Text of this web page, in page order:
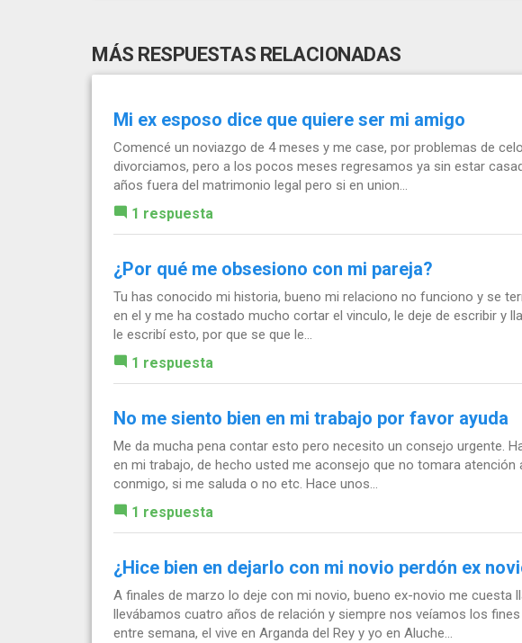
MÁS RESPUESTAS RELACIONADAS
Mi ex esposo dice que quiere ser mi amigo
Comencé un noviazgo de 4 meses y me case, por problemas de
divorciamos, pero a los pocos meses regresamos ya sin estar
años fuera del matrimonio legal pero si en union...
1 respuesta
¿Por qué me obsesiono con mi pareja?
Tu has conocido mi historia, bueno mi relaciono no funciono y se
en el y me ha costado mucho cortar el vinculo, le deje de escribir y
le escribí esto, por que se que le...
1 respuesta
No me siento bien en mi trabajo por favor ayuda
Me da mucha pena contar esto pero necesito un consejo urgente.
en mi trabajo, de hecho usted me aconsejo que no tomara atención
conmigo, si me saluda o no etc. Hace unos...
1 respuesta
¿Hice bien en dejarlo con mi novio perdón ex
A finales de marzo lo deje con mi novio, bueno ex-novio me cuesta
llevábamos cuatro años de relación y siempre nos veíamos los
entre semana, el vive en Arganda del Rey y yo en Aluche...